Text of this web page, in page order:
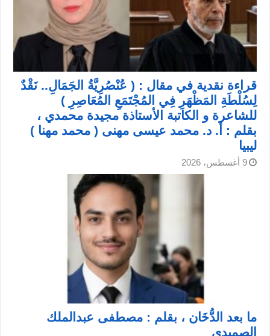
قراءة نقدية في مقال : ( عُنْصُرِيَّةُ الجَمَالِ.. نَقْدٌ
لِسُلْطَةِ المَظْهَرِ فِي المُجْتَمَعِ المُعَاصِرِ )
للشاعرة و الكاتبة الأستاذة مجيدة محمدي ،
بقلم : أ. د. محمد عيسى مهنى ( محمد مهنا )
ليبيا
9 أغسطس، 2026
ما بعد الدُّخَان ، بقلم : مصطفى عبدالملك
الصميدي